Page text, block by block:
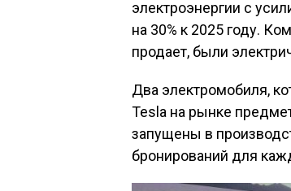
электроэнергии с
на 30% к 2025 году.
продает, были
Два электромобиля,
Tesla на рынке
запущены в
бронирований для